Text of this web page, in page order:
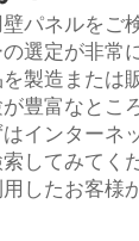
パネルをご
選定が非常
製造または
豊富なとこ
インターネ
してみてく
したお客様